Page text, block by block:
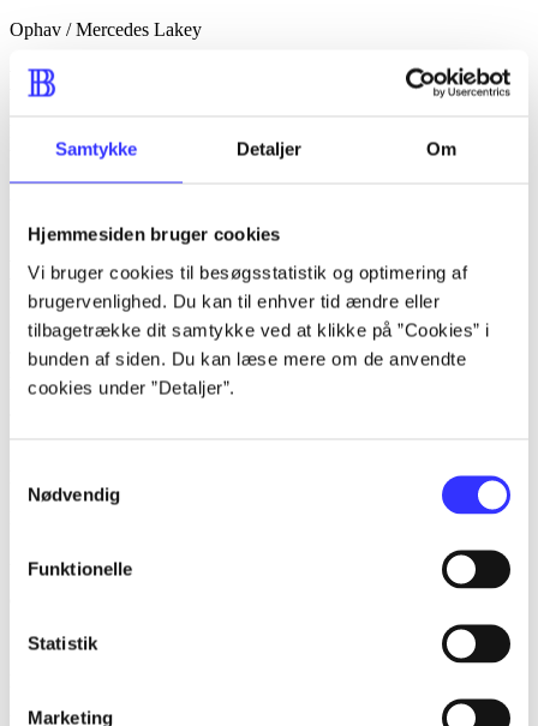
Samtykke Detaljer Om
Hjemmesiden bruger cookies
Vi bruger cookies til besøgsstatistik og optimering af
brugervenlighed. Du kan til enhver tid ændre eller
tilbagetrække dit samtykke ved at klikke på ”Cookies” i
bunden af siden. Du kan læse mere om de anvendte
cookies under ”Detaljer”.
Nødvendig
Funktionelle
Statistik
Marketing
Ophav / Mercedes Lakey
Mercedes Lakey
udgivelser i perioden 2008 til 2010.
Emneord
Mercedes Lakey beskæftiger sig ofte med
lorem ipsum dolor sit amet ...
Anmeldt i
title1
lorem ipsum dolor sit amet ...